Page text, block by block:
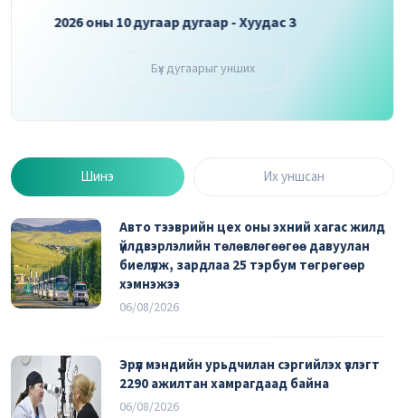
2026 оны 10 дугаар дугаар - Хуудас 3
Бүх дугаарыг унших
Шинэ Их уншсан
Авто тээврийн цех оны эхний хагас жилд
үйлдвэрлэлийн төлөвлөгөөгөө давуулан
биелүүлж, зардлаа 25 тэрбум төгрөгөөр
хэмнэжээ
06/08/2026
Эрүүл мэндийн урьдчилан сэргийлэх үзлэгт
2290 ажилтан хамрагдаад байна
06/08/2026